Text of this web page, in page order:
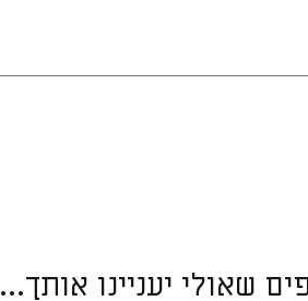
שאולי יעניינו אותך...